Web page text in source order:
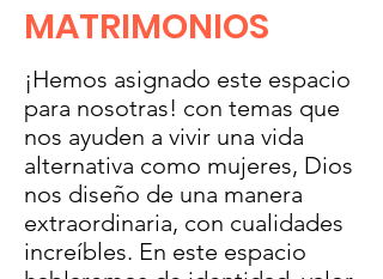
MATRIMONIOS
¡Hemos asignado este espacio
para nosotras! con temas que
nos ayuden a vivir una vida
alternativa como mujeres, Dios
nos diseño de una manera
extraordinaria, con cualidades
increíbles. En este espacio